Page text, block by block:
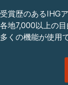
受賞歴のあるIHG
各地7,000以上の
多くの機能が使用